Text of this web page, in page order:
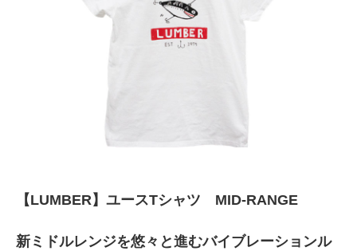
【LUMBER】ユースTシャツ MID-RANGE
新ミドルレンジを悠々と進むバイブレーションル